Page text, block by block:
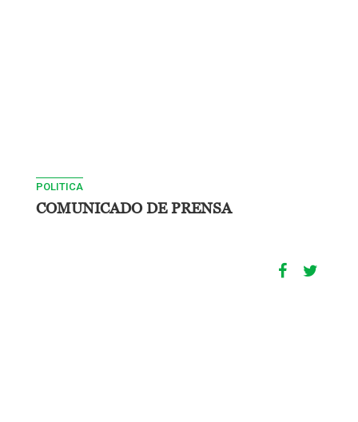
POLITICA
COMUNICADO DE PRENSA